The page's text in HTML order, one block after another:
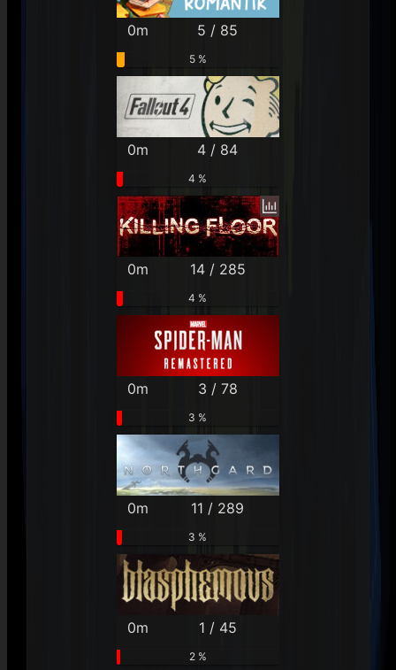
0m 5 / 85
5 %
0m 4 / 84
4 %
0m 14 / 285
4 %
0m 3 / 78
3 %
0m 11 / 289
3 %
0m 1 / 45
2 %